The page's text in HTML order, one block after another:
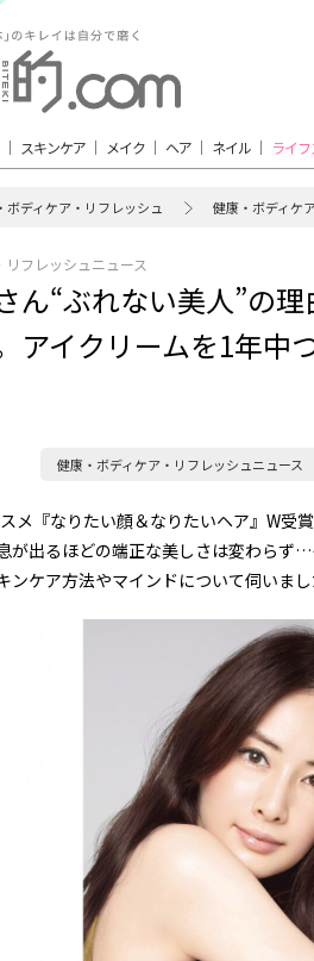
スキンケア メイク ヘア ネイル ライ
ボディケア・リフレッシュ 健康・ボディケ
フレッシュニュース
ん“ぶれない美人”の
アイクリームを1年中
健康・ボディケア・リフレッシュニュース
メ『なりたい顔＆なりたいヘア』W受
が出るほどの端正な美しさは変わらず
ンケア方法やマインドについて伺いまし